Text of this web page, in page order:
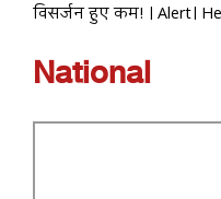
विसर्जन हुए कम! । Alert।
National